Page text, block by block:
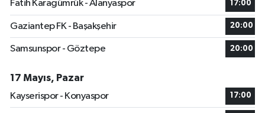
Fatih Karagümrük - Alanyaspor
17:00
Gaziantep FK - Başakşehir 20:00
Samsunspor - Göztepe 20:00
17 Mayıs, Pazar
Kayserispor - Konyaspor
17:00